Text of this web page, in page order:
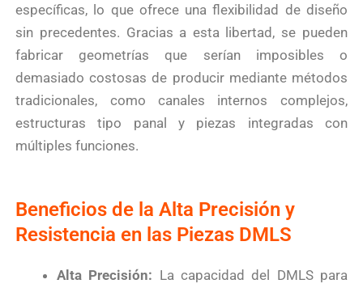
específicas, lo que ofrece una flexibilidad de diseño
sin precedentes. Gracias a esta libertad, se pueden
fabricar geometrías que serían imposibles o
demasiado costosas de producir mediante métodos
tradicionales, como canales internos complejos,
estructuras tipo panal y piezas integradas con
múltiples funciones.
Beneficios de la Alta Precisión y
Resistencia en las Piezas DMLS
Alta Precisión: La capacidad del DMLS para